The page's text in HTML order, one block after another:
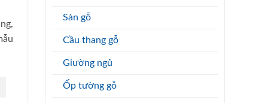
Sàn gỗ
Cầu thang gỗ
Giường ngủ
Ốp tường gỗ